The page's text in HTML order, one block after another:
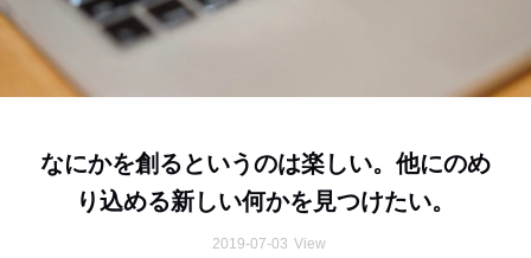
なにかを創るというのは楽しい。他にのめ
り込める新しい何かを見つけたい。
2019-07-03 View